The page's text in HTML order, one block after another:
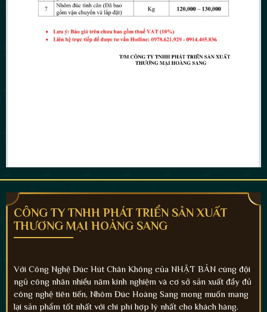
CÔNG TY TNHH PHÁT TRIỂN SẢN XUẤT
THƯƠNG MẠI HOÀNG SANG
Với Công Nghệ Đúc Hút Chân Không của NHẬT BẢN cùng đội
ngũ công nhân nhiều năm kinh nghiệm và cơ sở sản xuất đầy đủ
công nghệ tiên tiến, Nhôm Đúc Hoàng Sang mong muốn mang
lại sản phẩm tốt nhất với chi phí hợp lý nhất cho khách hàng.